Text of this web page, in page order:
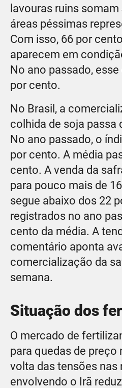
lavouras ruins
áreas péssimas
Com isso, 66 por
aparecem em
No ano passado,
por cento.
No Brasil, a
colhida de soja passa
No ano passado, o
por cento. A média
cento. A venda da
para pouco mais de
segue abaixo dos 22
registrados no ano
cento da média. A
comentário aponta
comercialização da
semana.
Situação dos
O mercado de
para quedas de preço
volta das tensões nas
envolvendo o Irã